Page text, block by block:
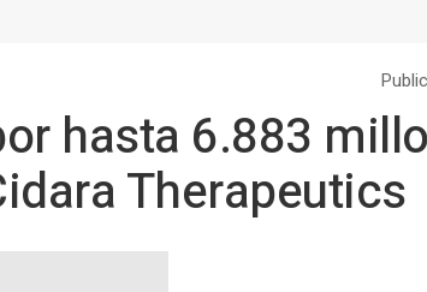
hasta 6.883
Therapeutics